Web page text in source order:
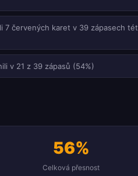
7 červených karet v 39 zápasech
v 21 z 39 zápasů (54%)
56%
Celková přesnost